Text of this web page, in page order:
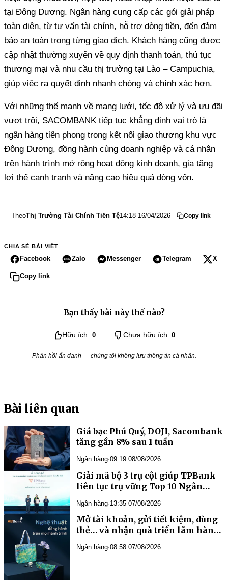
tại Đông Dương. Ngân hàng cung cấp các gói giải pháp
toàn diện, từ tư vấn tài chính, hỗ trợ dòng tiền, đến đảm
bảo an toàn trong từng giao dịch. Khách hàng cũng được
cập nhật thường xuyên về quy định thanh toán, thủ tục
thương mại và nhu cầu thị trường tại Lào – Campuchia,
giúp việc ra quyết định nhanh chóng và chính xác hơn.
Với những thế mạnh về mạng lưới, tốc độ xử lý và ưu đãi
vượt trội, SACOMBANK tiếp tục khẳng định vai trò là
ngân hàng tiên phong trong kết nối giao thương khu vực
Đông Dương, đồng hành cùng doanh nghiệp và cá nhân
trên hành trình mở rộng hoạt động kinh doanh, gia tăng
lợi thế cạnh tranh và nâng cao hiệu quả dòng vốn.
TheoThị Trường Tài Chính Tiền Tệ14:18 16/04/2026 Copy link
CHIA SẺ BÀI VIẾT
Facebook Zalo Messenger Telegram X
Copy link
Bạn thấy bài này thế nào?
Hữu ích 0 Chưa hữu ích 0
Phản hồi ẩn danh — chúng tôi không lưu thông tin cá nhân.
Bài liên quan
Giá bạc Phú Quý, DOJI, Sacombank
tăng gần 8% sau 1 tuần
Ngân hàng·09:19 08/08/2026
liên tục trụ vững Top 10 Ngân
Ngân hàng·13:35 07/08/2026
Mở tài khoản, gửi tiết kiệm, dùng
thẻ… và nhận quà triển lãm hàng
Ngân hàng·08:58 07/08/2026